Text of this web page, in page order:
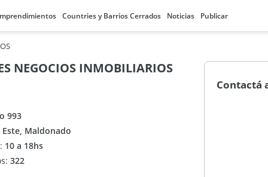
Countries y Barrios Cerrados Noticias Publicar
NEGOCIOS INMOBILIARIOS
993
Maldonado
10 a 18hs
322
Contactá